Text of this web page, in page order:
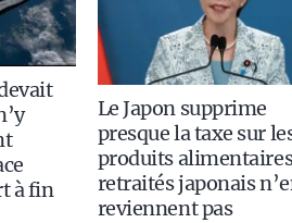
à fin
Le Japon supprime
presque la taxe sur
produits
retraités japonais
reviennent pas